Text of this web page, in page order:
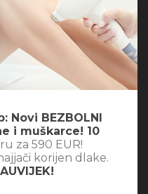
Novi BEZBOLNI
i muškarce! 10
za 590 EUR!
korijen dlake.